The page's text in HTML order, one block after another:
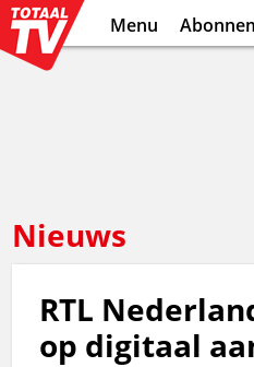
Menu
Nieuws
RTL
op digitaal